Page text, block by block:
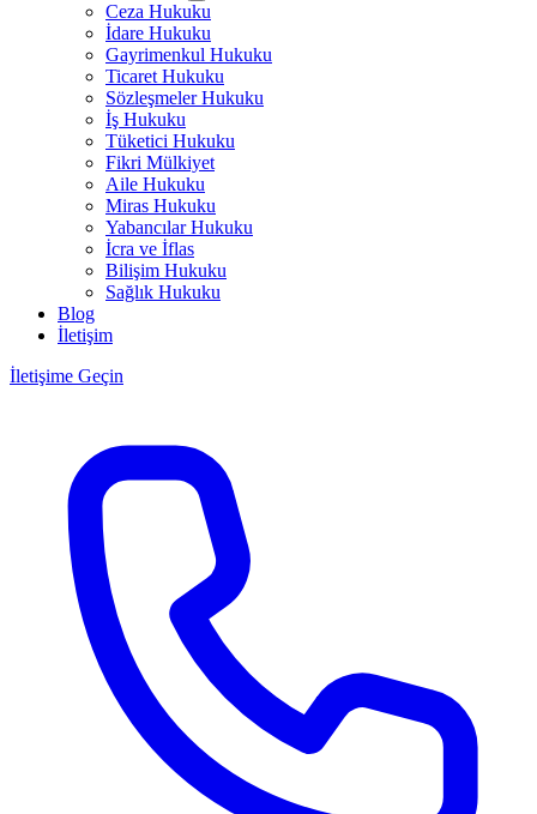
Ceza Hukuku
İdare Hukuku
Gayrimenkul Hukuku
Ticaret Hukuku
Sözleşmeler Hukuku
İş Hukuku
Tüketici Hukuku
Fikri Mülkiyet
Aile Hukuku
Miras Hukuku
Yabancılar Hukuku
İcra ve İflas
Bilişim Hukuku
Sağlık Hukuku
Blog
İletişim
İletişime Geçin